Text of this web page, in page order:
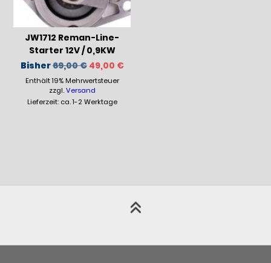
JW1712 Reman-Line-
Starter 12V / 0,9KW
Bisher69,00€ Ursprünglicher
Preis
war:
69,00 €
49,00 €Aktueller
Enthält 19% Mehrwertsteuer
zzgl.Versand
Lieferzeit: ca. 1-2 Werktage